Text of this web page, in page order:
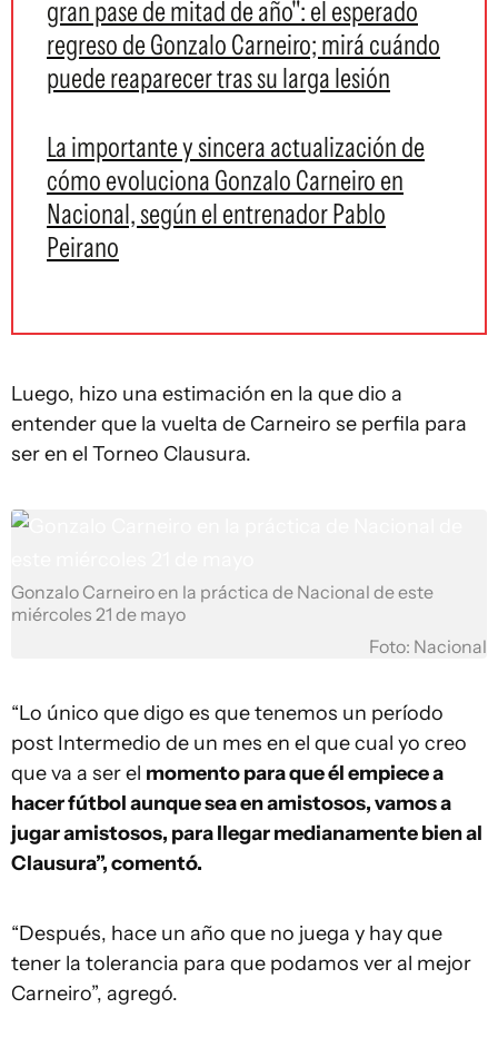
gran pase de mitad de año": el esperado
regreso de Gonzalo Carneiro; mirá cuándo
puede reaparecer tras su larga lesión
La importante y sincera actualización de
cómo evoluciona Gonzalo Carneiro en
Nacional, según el entrenador Pablo
Peirano
Luego, hizo una estimación en la que dio a
entender que la vuelta de Carneiro se perfila para
ser en el Torneo Clausura.
Gonzalo Carneiro en la práctica de Nacional de este
miércoles 21 de mayo
Foto: Nacional
“Lo único que digo es que tenemos un período
post Intermedio de un mes en el que cual yo creo
que va a ser el momento para que él empiece a
hacer fútbol aunque sea en amistosos, vamos a
jugar amistosos, para llegar medianamente bien al
Clausura”, comentó.
“Después, hace un año que no juega y hay que
tener la tolerancia para que podamos ver al mejor
Carneiro”, agregó.